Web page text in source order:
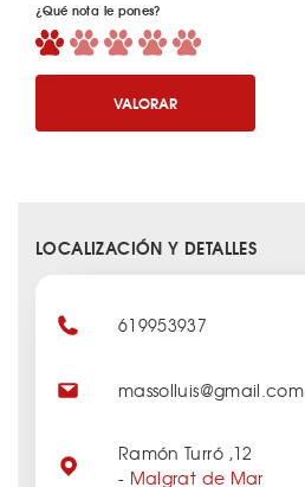
¿Qué nota le pones?
VALORAR
LOCALIZACIÓN Y DETALLES
619953937
massolluis@gmail.com
Ramón Turró ,12
- Malgrat de Mar